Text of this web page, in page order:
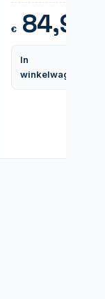
€84,95
In
winkelwagen